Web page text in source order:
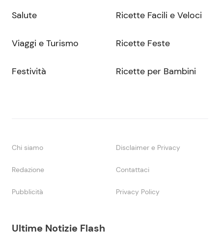
Ultime Notizie Flash
Salute
Viaggi e Turismo
Festività
Ricette Facili e Veloci
Ricette Feste
Ricette per Bambini
Chi siamo Disclaimer e Privacy
Redazione Contattaci
Pubblicità Privacy Policy